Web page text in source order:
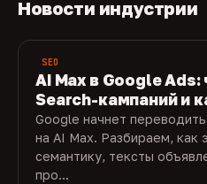
Новости индустрии
SEO
AI Max в Google
Search-кампаний и
Google начнет
на AI Max. Разбираем, как
семантику, тексты
про...